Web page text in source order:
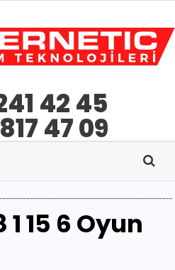
42 45
47 09
15 6 Oyun